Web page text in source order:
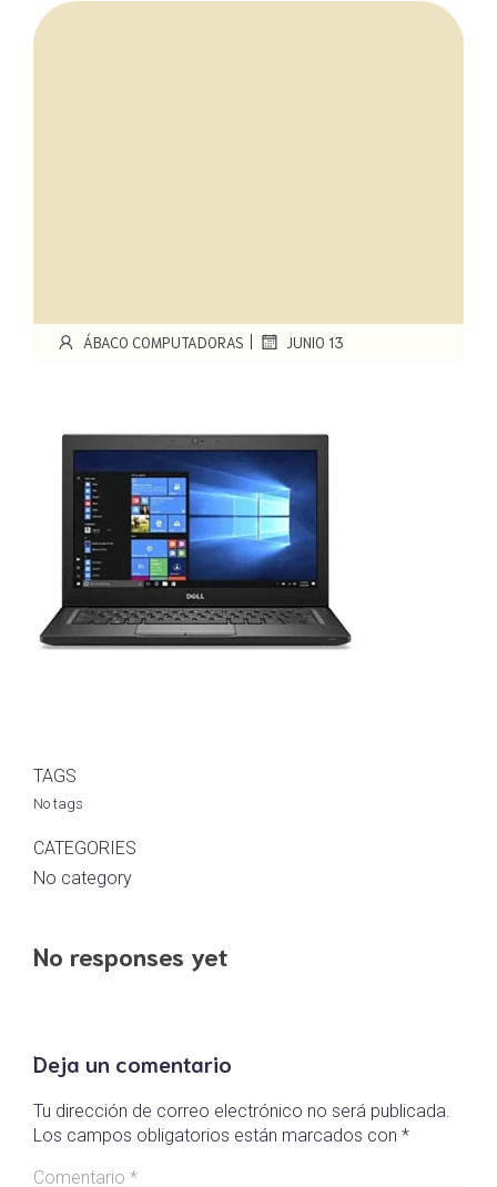
ÁBACO COMPUTADORAS | JUNIO 13
TAGS
No tags
CATEGORIES
No category
No responses yet
Deja un comentario
Tu dirección de correo electrónico no será publicada.
Los campos obligatorios están marcados con *
Comentario *